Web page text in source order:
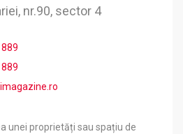
nr.90, sector 4
unei proprietăți sau spațiu de